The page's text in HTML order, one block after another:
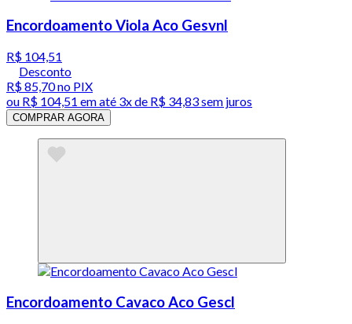
Encordoamento Viola Aco Gesvnl
R$ 104,51
Desconto
R$ 85,70no PIX
ou R$ 104,51 em até 3x de R$ 34,83 sem juros
COMPRAR AGORA
Encordoamento Cavaco Aco Gescl